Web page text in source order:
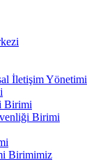
İletişim Yönetimi
Birimi
Birimi
Birimimiz